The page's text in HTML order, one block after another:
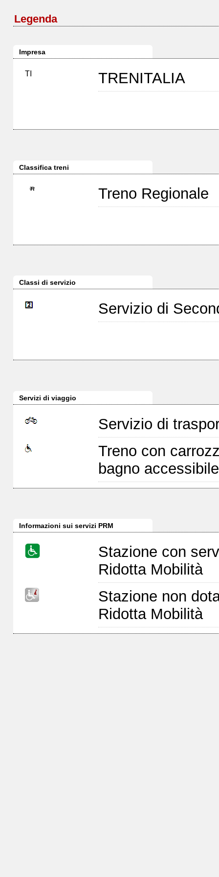
Legenda
Impresa
TI TRENITALIA
Classifica treni
Treno Regionale
Classi di servizio
Servizio di
Servizi di viaggio
Servizio di
Treno con
bagno
Informazioni sui servizi PRM
Stazione con
Ridotta Mobilità
Stazione non
Ridotta Mobilità